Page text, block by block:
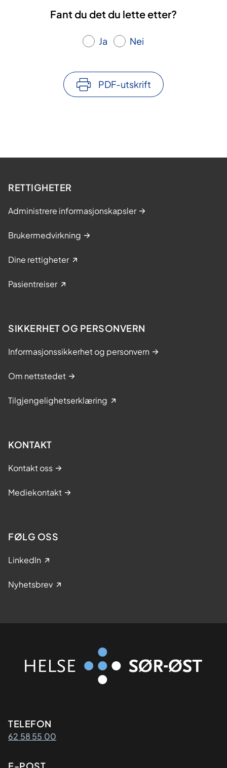
Fant du det du lette etter?
Ja Nei
PDF-utskrift
RETTIGHETER
Administrere informasjonskapsler
Brukermedvirkning
Dine rettigheter
Pasientreiser
SIKKERHET OG PERSONVERN
Informasjonssikkerhet og personvern
Om nettstedet
Tilgjengelighetserklæring
KONTAKT
Kontakt oss
Mediekontakt
FØLG OSS
LinkedIn
Nyhetsbrev
Kontaktinformasjon
TELEFON
62 58 55 00
E-POST